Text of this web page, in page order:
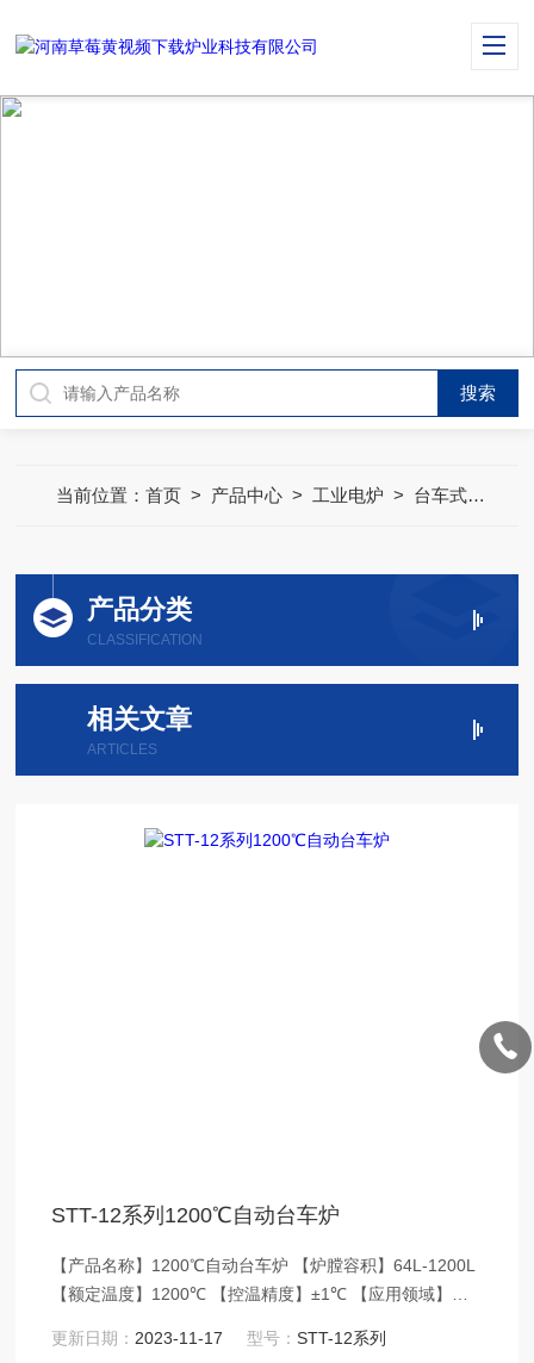
当前位置：首页 > 产品中心 > 工业电炉 > 台车式烧结炉
产品分类
CLASSIFICATION
相关文章
ARTICLES
STT-12系列1200℃自动台车炉
【产品名称】1200℃自动台车炉 【炉膛容积】64L-1200L
【额定温度】1200℃ 【控温精度】±1℃ 【应用领域】
械升降，台车沿轨道前后进出，炉膛采用轻
更新日期： 2023-11-17 型号：STT-12系列